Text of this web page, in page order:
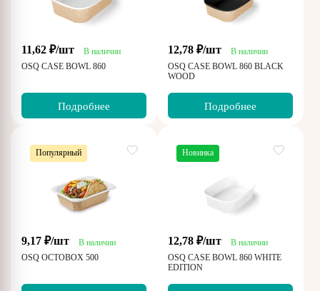
11,62 ₽/шт
В наличии
OSQ CASE BOWL 860
Подробнее
12,78 ₽/шт
В наличии
OSQ CASE BOWL 860 BLACK
WOOD
Подробнее
Популярный
9,17 ₽/шт
В наличии
OSQ OCTOBOX 500
Новинка
12,78 ₽/шт
В наличии
OSQ CASE BOWL 860 WHITE
EDITION